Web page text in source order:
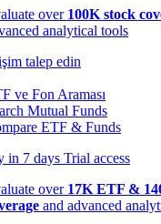
over 100K stock
analytical tools
talep edin
ve Fon Araması
Mutual Funds
ETF & Funds
in 7 days Trial access
over 17K ETF &
and advanced